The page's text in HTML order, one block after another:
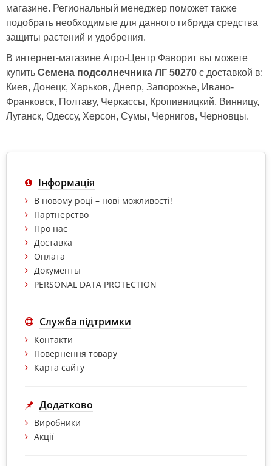
магазине. Региональный менеджер поможет также
подобрать необходимые для данного гибрида средства
защиты растений и удобрения.
В интернет-магазине Агро-Центр Фаворит вы можете
купить Семена подсолнечника ЛГ 50270 с доставкой в:
Киев, Донецк, Харьков, Днепр, Запорожье, Ивано-
Франковск, Полтаву, Черкассы, Кропивницкий, Винницу,
Луганск, Одессу, Херсон, Сумы, Чернигов, Черновцы.
Інформація
В новому році – нові можливості!
Партнерство
Про нас
Доставка
Оплата
Документы
PERSONAL DATA PROTECTION
Служба підтримки
Контакти
Повернення товару
Карта сайту
Додатково
Виробники
Акції